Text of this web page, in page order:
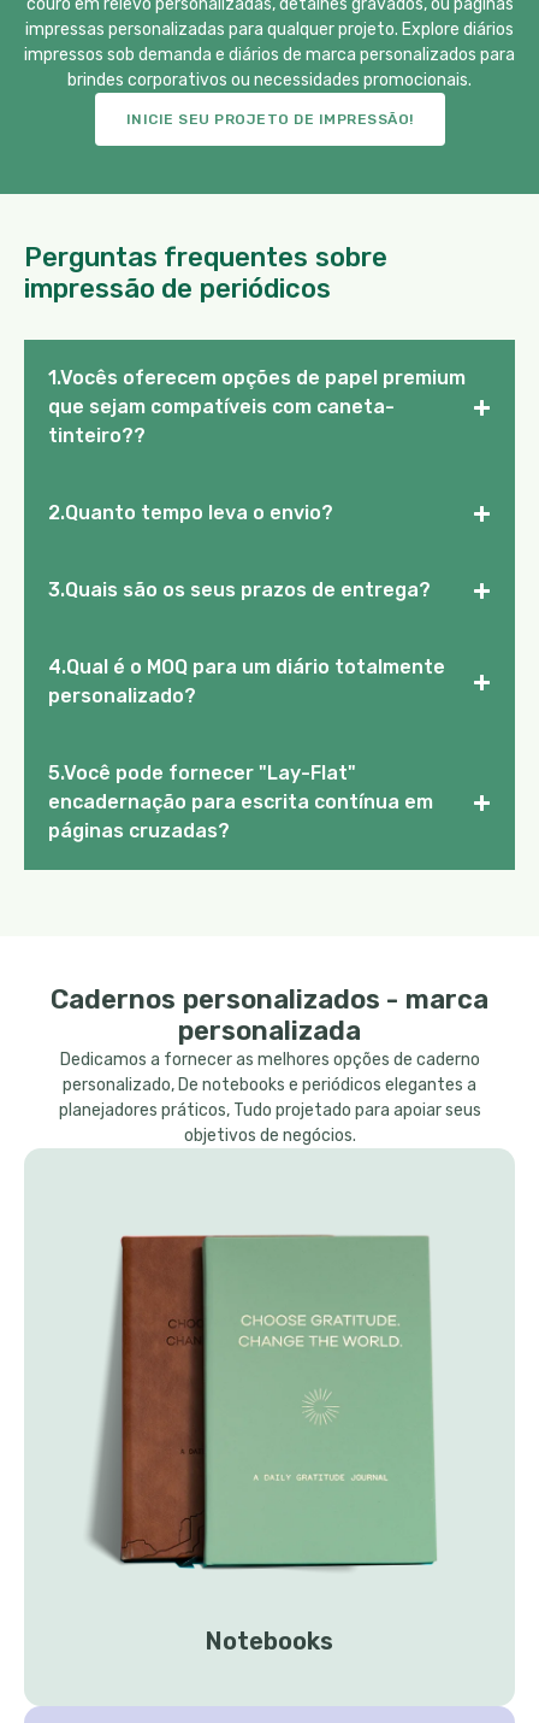
impressas personalizadas para qualquer projeto. Explore diários
impressos sob demanda e diários de marca personalizados para
brindes corporativos ou necessidades promocionais.
INICIE SEU PROJETO DE IMPRESSÃO!
Perguntas frequentes sobre
impressão de periódicos
1.Vocês oferecem opções de papel premium
que sejam compatíveis com caneta-
tinteiro??
+
2.Quanto tempo leva o envio? +
3.Quais são os seus prazos de entrega? +
4.Qual é o MOQ para um diário totalmente
personalizado?
+
5.Você pode fornecer "Lay-Flat"
encadernação para escrita contínua em
páginas cruzadas?
+
Cadernos personalizados - marca
personalizada
Dedicamos a fornecer as melhores opções de caderno
personalizado, De notebooks e periódicos elegantes a
planejadores práticos, Tudo projetado para apoiar seus
objetivos de negócios.
Notebooks